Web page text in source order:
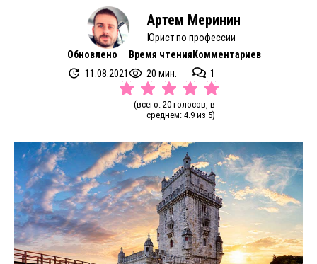
Артем Меринин
Юрист по профессии
Обновлено
11.08.2021
Время чтения
20 мин.
Комментариев
1
(всего: 20 голосов, в
среднем: 4.9 из 5)